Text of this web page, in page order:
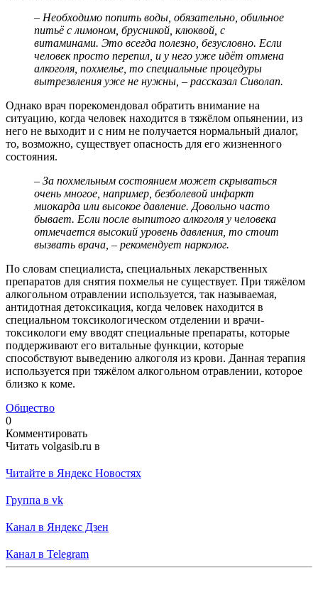
– Необходимо попить воды, обязательно, обильное
питьё с лимоном, брусникой, клюквой, с
витаминами. Это всегда полезно, безусловно. Если
человек просто перепил, и у него уже идёт отмена
алкоголя, похмелье, то специальные процедуры
вытрезвления уже не нужны, – рассказал Сиволап.
Однако врач порекомендовал обратить внимание на
ситуацию, когда человек находится в тяжёлом опьянении, из
него не выходит и с ним не получается нормальный диалог,
то, возможно, существует опасность для его жизненного
состояния.
– За похмельным состоянием может скрываться
очень многое, например, безболевой инфаркт
миокарда или высокое давление. Довольно часто
бывает. Если после выпитого алкоголя у человека
отмечается высокий уровень давления, то стоит
вызвать врача, – рекомендует нарколог.
По словам специалиста, специальных лекарственных
препаратов для снятия похмелья не существует. При тяжёлом
алкогольном отравлении используется, так называемая,
антидотная детоксикация, когда человек находится в
специальном токсикологическом отделении и врачи-
токсикологи ему вводят специальные препараты, которые
поддерживают его витальные функции, которые
способствуют выведению алкоголя из крови. Данная терапия
используется при тяжёлом алкогольном отравлении, которое
близко к коме.
Общество
0
Комментировать
Читать volgasib.ru в
Читайте в Яндекс Новостях
Группа в vk
Канал в Яндекс Дзен
Канал в Telegram